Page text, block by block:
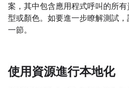
案，其中包含應用程式呼叫的所
型或顏色。如要進一步瞭解測試，
一節。
使用資源進行本地化